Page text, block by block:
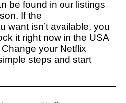
be found in our listings
If the
want isn’t available, you
it right now in the USA
your Netflix
steps and start